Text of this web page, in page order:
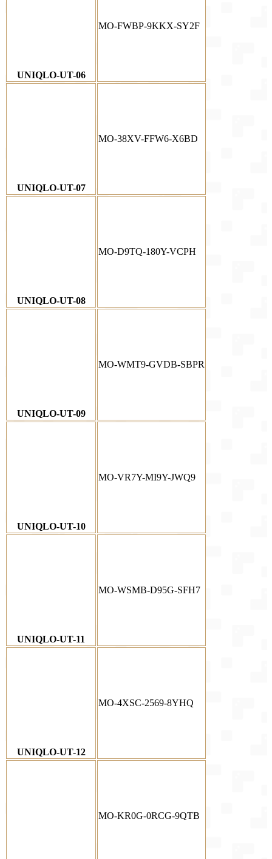
UNIQLO-UT-06
MO-FWBP-9KKX-SY2F
UNIQLO-UT-07
MO-38XV-FFW6-X6BD
UNIQLO-UT-08
MO-D9TQ-180Y-VCPH
UNIQLO-UT-09
MO-WMT9-GVDB-SBPR
UNIQLO-UT-10
MO-VR7Y-MI9Y-JWQ9
UNIQLO-UT-11
MO-WSMB-D95G-SFH7
UNIQLO-UT-12
MO-4XSC-2569-8YHQ
MO-KR0G-0RCG-9QTB